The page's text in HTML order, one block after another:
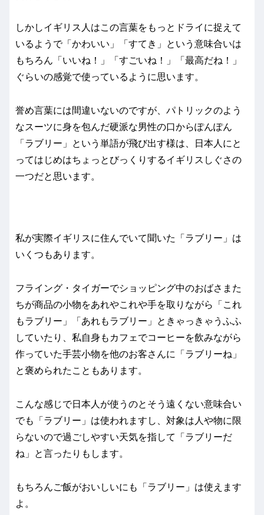
しかしイギリス人はこの言葉をもっとドライに捉えて
いるようで「かわいい」「すてき」という意味合いは
もちろん「いいね！」「すごいね！」「最高だね！」
ぐらいの感覚で使っているように思います。
誉め言葉には間違いないのですが、パトリックのよう
なスーツに身を包んだ硬派な男性の口からぽんぽん
「ラブリー」という単語が飛び出す様は、日本人にと
ってはじめはちょっとびっくりするイギリスしぐさの
一つだと思います。
私が実際イギリスに住んでいて聞いた「ラブリー」は
いくつもあります。
フライング・タイガーでショッピング中のおばさまた
ちが商品の小物をあれやこれや手を取りながら「これ
もラブリー」「あれもラブリー」ときゃっきゃうふふ
していたり、私自身もカフェでコーヒーを飲みながら
作っていた手芸小物を他のお客さんに「ラブリーね」
と褒められたこともあります。
こんな感じで日本人が使うのとそう遠くない意味合い
でも「ラブリー」は使われますし、対象は人や物に限
らないので過ごしやすい天気を指して「ラブリーだ
ね」と言ったりもします。
もちろんご飯がおいしいにも「ラブリー」は使えます
よ。